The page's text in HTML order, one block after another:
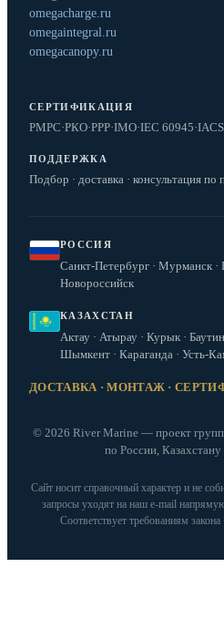
omegacharge.ru
omegaintegral.ru
omegacanopy.ru
СЕРТИФИКАЦИЯ
РМРС·РКО·РРР·IMO·IEC 60945·IACS
ПОДДЕРЖКА
Подбор · доставка · консультация
РОССИЯ
Санкт-Петербург · Мурманск ·
Новороссийск
КАЗАХСТАН
Актау · Атырау · Курык ·
Шымкент · Караганда · Усть-
ДОСТАВКА · МОНТАЖ ·
© 2026 River Marine — проект
по России,
Сайт носит справочный характер и не
запросы уходят на наш e‑mail
Соответствует требованиям